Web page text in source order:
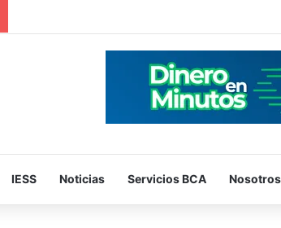
IESS Noticias Servicios BCA Nosotros